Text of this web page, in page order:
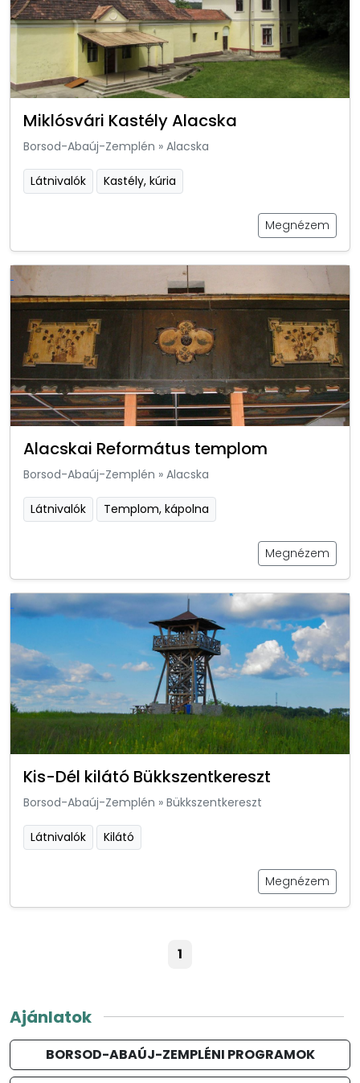
Miklósvári Kastély Alacska
Borsod-Abaúj-Zemplén » Alacska
Látnivalók Kastély, kúria
Megnézem
Alacskai Református templom
Borsod-Abaúj-Zemplén » Alacska
Látnivalók Templom, kápolna
Megnézem
Kis-Dél kilátó Bükkszentkereszt
Borsod-Abaúj-Zemplén » Bükkszentkereszt
Látnivalók Kilátó
Megnézem
1
Ajánlatok
BORSOD-ABAÚJ-ZEMPLÉNI PROGRAMOK